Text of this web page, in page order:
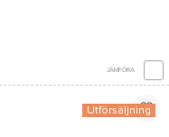
JÄMFÖRA
Utförsäljning